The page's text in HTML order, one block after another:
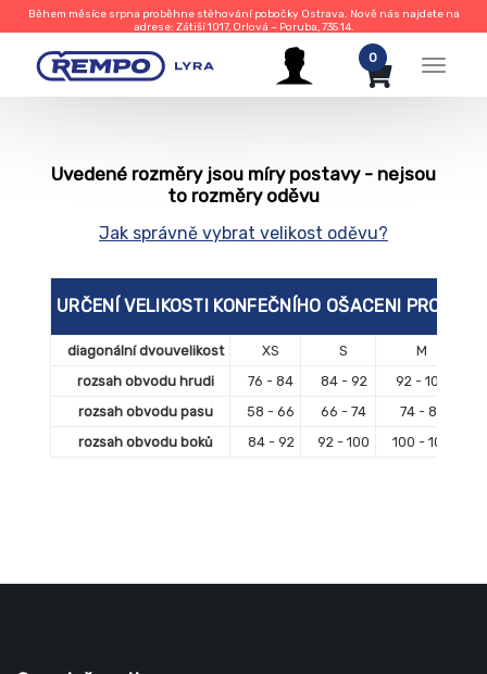
Během měsíce srpna proběhne stěhování pobočky Ostrava. Nově nás najdete na
adrese: Zátiší 1017, Orlová – Poruba, 735 14.
Menu
0
Uvedené rozměry jsou míry postavy - nejsou
to rozměry oděvu
Jak správně vybrat velikost oděvu?
URČENÍ VELIKOSTI KONFEČNÍHO OŠACENI PRO
diagonální dvouvelikost XS S
M
rozsah obvodu hrudi
76 - 84 84 - 92 92 - 100
rozsah obvodu pasu
58 - 66 66 - 74 74 - 82
rozsah obvodu boků
84 - 92 92 - 100 100 - 108